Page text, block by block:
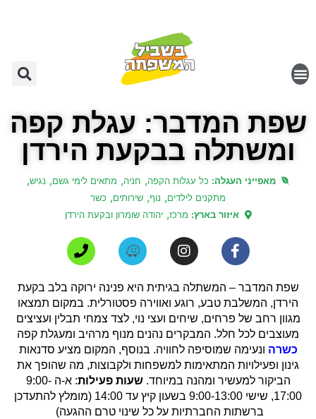
שפת המדבר: עגלת קפה
ומשתלה בבקעת הירדן
מאפייני העגלה: כל עגלות הקפה, חניה, מתאים לימי גשם, נגיש,
מתקנים לילדים, נוף, שירותים, כשר
איזור בארץ: מרכז, יהודה שומרון ובקעת הירדן
שפת המדבר – המשתלה בגיתית היא פנינה ירוקה בלב בקעת
הירדן, המשלבת טבע, רוגע ואווירה פסטורלית. במקום תמצאו
מגוון רחב של פרחים, שיחים ועצי נוי, לצד צמחי תבלין ועציצים
מעוצבים לכל חלל. המבקרים נהנים מנוף מרהיב ומעגלת קפה
כשרה ונעימה שמוסיפה לחוויה. בנוסף, המקום מציע סדנאות
גינון ופעילויות המתאימות למשפחות ולקבוצות, מה שהופך את
הביקור למעשיר ומהנה במיוחד.שעות פעילות
: א-ה 9:00-
17:00, שישי 9:00-13:00 בשעון קיץ עד 14:00 (מומלץ להתעדכן
ברשתות החברתיות על כל שינוי טרם ההגעה)